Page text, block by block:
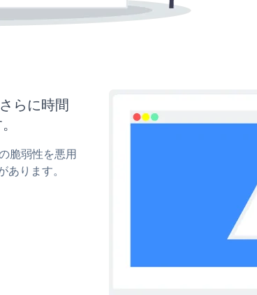
らに時間
脆弱性を悪用
ります。